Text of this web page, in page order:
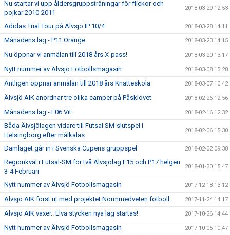
Nu startar vi upp åldersgruppsträningar för flickor och
pojkar 2010-2011
2018-03-29 12:53
Adidas Trial Tour på Älvsjö IP 10/4 2018-03-28 14:11
Månadens lag - P11 Orange 2018-03-23 14:15
Nu öppnar vi anmälan till 2018 års X-pass! 2018-03-20 13:17
Nytt nummer av Älvsjö Fotbollsmagasin 2018-03-08 15:28
Äntligen öppnar anmälan till 2018 års Knatteskola 2018-03-07 10:42
Älvsjö AIK anordnar tre olika camper på Påsklovet 2018-02-26 12:56
Månadens lag - F06 Vit 2018-02-16 12:32
Båda Älvsjölagen vidare till Futsal SM-slutspel i
Helsingborg efter målkalas.
2018-02-06 15:30
Damlaget går in i Svenska Cupens gruppspel 2018-02-02 09:38
Regionkval i Futsal-SM för två Älvsjölag F15 och P17 helgen
3-4 Februari
2018-01-30 15:47
Nytt nummer av Älvsjö Fotbollsmagasin 2017-12-18 13:12
Älvsjö AIK först ut med projektet Normmedveten fotboll 2017-11-24 14:17
Älvsjö AIK växer.. Elva stycken nya lag startas! 2017-10-26 14:44
Nytt nummer av Älvsjö Fotbollsmagasin 2017-10-05 10:47